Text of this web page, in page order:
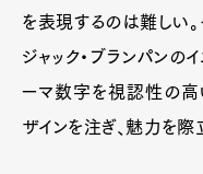
を表現するのは難しい
ジャック・ブランパンの
ーマ数字を視認性の高
ザインを注ぎ、魅力を際